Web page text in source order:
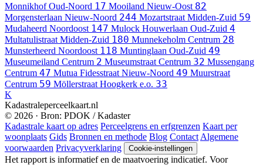
Monnikhof Oud-Noord 17 Mooiland Nieuw-Oost 82
Morgensterlaan Nieuw-Noord 244 Mozartstraat Midden-Zuid 59
Mudaheerd Noordoost 147 Mulock Houwerlaan Oud-Zuid 4
Multatulistraat Midden-Zuid 180 Munnekeholm Centrum 28
Munsterheerd Noordoost 118 Muntinglaan Oud-Zuid 49
Museumeiland Centrum 2 Museumstraat Centrum 32 Mussengang
Centrum 47 Mutua Fidesstraat Nieuw-Noord 49 Muurstraat
Centrum 59 Möllerstraat Hoogkerk e.o. 33
K
Kadastraleperceelkaart.nl
© 2026 · Bron: PDOK / Kadaster
Kadastrale kaart op adres Perceelgrens en erfgrenzen Kaart per
woonplaats Gids Bronnen en methode Blog ContactAlgemene
voorwaarden Privacyverklaring Cookie-instellingen
Het rapport is informatief en de maatvoering indicatief. Voor